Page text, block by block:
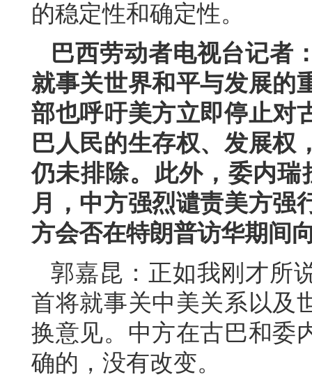
的稳定性和确定性。
巴西劳动者电视台记者
就事关世界和平与发展的
部也呼吁美方立即停止对
巴人民的生存权、发展权
仍未排除。此外，委内
月，中方强烈谴责美方强
方会否在特朗普访华期间
郭嘉昆：正如我刚才所
首将就事关中美关系以及
换意见。中方在古巴和委
确的，没有改变。